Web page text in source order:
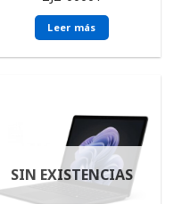
Leer más
SIN EXISTENCIAS